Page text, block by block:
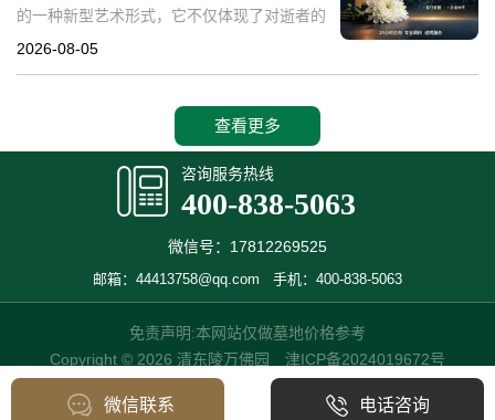
的一种新型艺术形式，它不仅体现了对逝者的
尊重和缅怀，更是一种文化艺术的传承。本文
2026-08-05
查看更多
咨询服务热线
400-838-5063
微信号：17812269525
邮箱：44413758@qq.com 手机：400-838-5063
免责声明:本网站仅做墓地价格参考
Copyright © 2026 清东陵万佛园 津ICP备2024019672号
微信联系 电话咨询